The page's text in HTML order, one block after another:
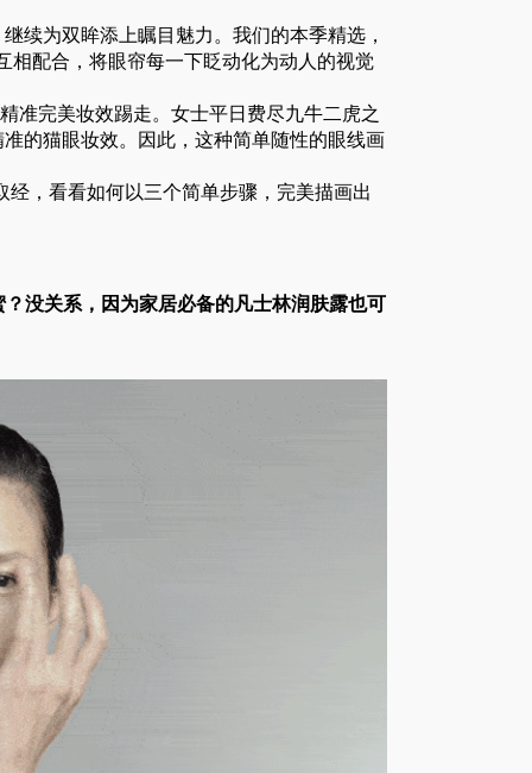
续为双眸添上瞩目魅力。我们的本季精选，
配合，将眼帘每一下眨动化为动人的视觉
准完美妆效踢走。女士平日费尽九牛二虎之
的猫眼妆效。因此，这种简单随性的眼线画
，看看如何以三个简单步骤，完美描画出
没关系，因为家居必备的凡士林润肤露也可